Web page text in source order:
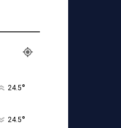
24.5°
24.5°